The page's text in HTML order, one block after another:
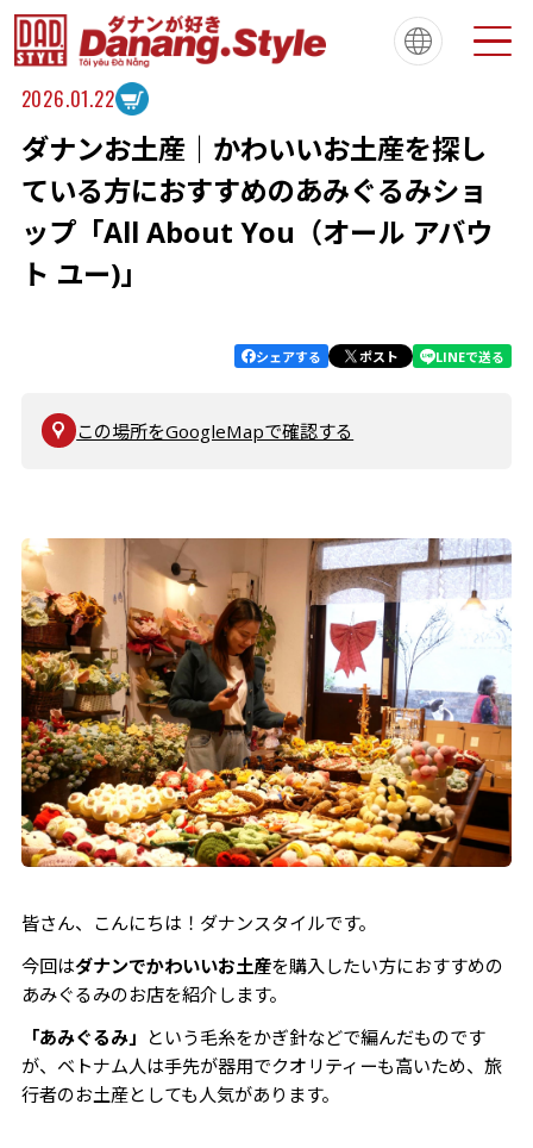
Tiếng Việt 한국
简体中文
繁體中文
English
français
Español
Português
Aboutダナンスタイルについて
2026.01.22
ダナンお土産｜かわいいお土産を探し
ている方におすすめのあみぐるみショ
ップ「All About You（オール アバウ
ト ユー)」
シェアする ポスト LINEで送る
この場所をGoogleMapで確認する
皆さん、こんにちは！ダナンスタイルです。
今回はダナンでかわいいお土産を購入したい方におすすめの
あみぐるみのお店を紹介します。
「あみぐるみ」 という毛糸をかぎ針などで編んだものです
が、ベトナム人は手先が器用でクオリティーも高いため、旅
行者のお土産としても人気があります。